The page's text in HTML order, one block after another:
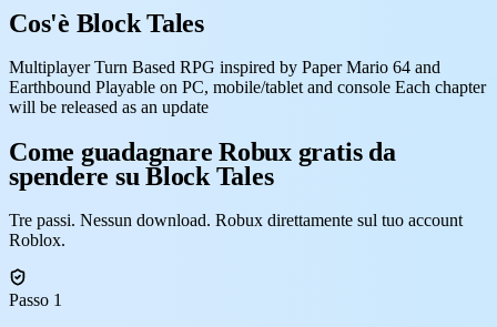
Cos'è Block Tales
Multiplayer Turn Based RPG inspired by Paper Mario 64 and
Earthbound Playable on PC, mobile/tablet and console Each chapter
will be released as an update
Come guadagnare Robux gratis da
spendere su Block Tales
Tre passi. Nessun download. Robux direttamente sul tuo account
Roblox.
Passo 1